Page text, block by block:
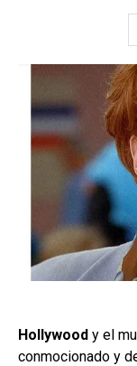
Hollywood y el
conmocionado y